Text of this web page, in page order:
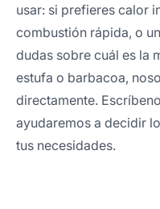
usar: si prefieres calor
combustión rápida, o
dudas sobre cuál es la
estufa o barbacoa,
directamente.
ayudaremos a decidir
tus necesidades.